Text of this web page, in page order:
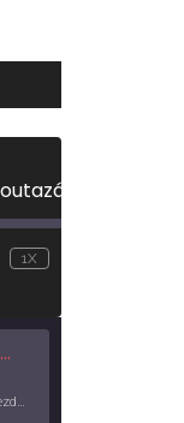
1X
Az UNICEF Magyarország jótékonysági kezdeményezése izgalmas, egész éves világkörüli ízutazásra hív, igazi családi program és gasztroedukáció, illetve segítség a rászorulóknak is egyben.